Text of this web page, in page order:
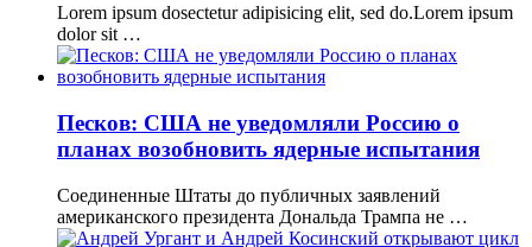
Lorem ipsum dosectetur adipisicing elit, sed do.Lorem ipsum
dolor sit …
Песков: США не уведомляли Россию о
планах возобновить ядерные испытания
Соединенные Штаты до публичных заявлений
американского президента Дональда Трампа не …